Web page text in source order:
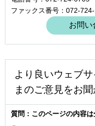
ファックス番号：072-
より良いウェブ
まのご意見をお
質問：このページの内容